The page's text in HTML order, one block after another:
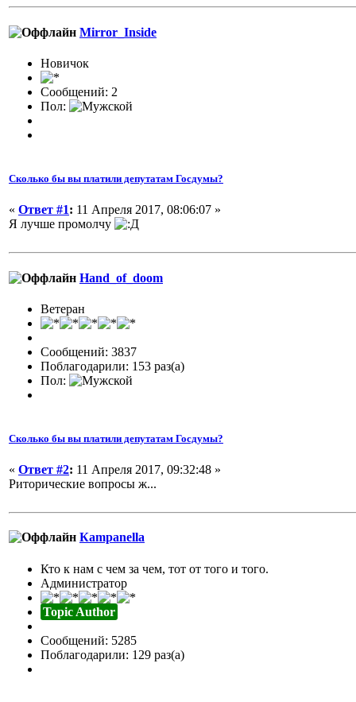
Mirror_Inside
Новичок
Сообщений: 2
Пол:
Сколько бы вы платили депутатам Госдумы?
« Ответ #1: 11 Апреля 2017, 08:06:07 »
Я лучше промолчу
Hand_of_doom
Ветеран
Сообщений: 3837
Поблагодарили: 153 раз(а)
Пол:
Сколько бы вы платили депутатам Госдумы?
« Ответ #2: 11 Апреля 2017, 09:32:48 »
Риторические вопросы ж...
Кampanella
Кто к нам с чем за чем, тот от того и того.
Администратор
Topic Author
Сообщений: 5285
Поблагодарили: 129 раз(а)